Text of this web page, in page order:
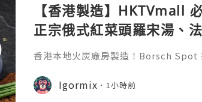
【香港製造】HKTVmall
正宗俄式紅菜頭羅宋湯、
膠原蛋白骨頭湯全攻略
香港本地火炭廠房製造！Borsch Spot
原蛋白牛骨湯，15分鐘加熱即食。即
結！
Igormix 1小時前